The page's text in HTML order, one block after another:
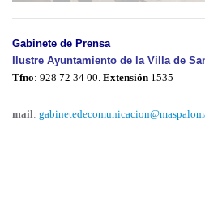
Gabinete de Prensa
Ilustre Ayuntamiento de la Villa de
Tfno: 928 72 34 00. Extensión 1535
mail: